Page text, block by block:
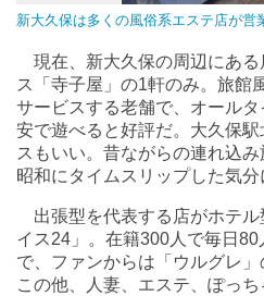
新大久保は多くの風俗系エステ店が営
現在、新大久保の周辺にある
ス「寺子屋」の1軒のみ。旅館
サービスする老舗で、オール
安で遊べると好評だ。大久保
スもいい。昔ながらの連れ込み
昭和にタイムスリップした気分
出張型を代表する店がホテル
イス24」。在籍300人で毎日
で、ファンからは「ウルグレ」
この他、人妻、エステ、ぽっ